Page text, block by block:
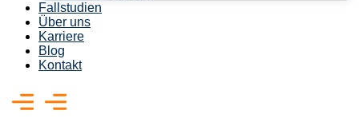
Fallstudien
Über uns
Karriere
Blog
Kontakt